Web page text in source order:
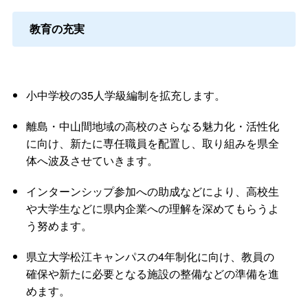
教育の充実
小中学校の35人学級編制を拡充します。
離島・中山間地域の高校のさらなる魅力化・活性化
に向け、新たに専任職員を配置し、取り組みを県全
体へ波及させていきます。
インターンシップ参加への助成などにより、高校生
や大学生などに県内企業への理解を深めてもらうよ
う努めます。
県立大学松江キャンパスの4年制化に向け、教員の
確保や新たに必要となる施設の整備などの準備を進
めます。